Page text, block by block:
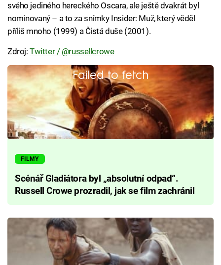
svého jediného hereckého Oscara, ale ještě dvakrát byl
nominovaný – a to za snímky Insider: Muž, který věděl
příliš mnoho (1999) a Čistá duše (2001).
Zdroj:Twitter / @russellcrowe
Failed to fetch
FILMY
Scénář Gladiátora byl „absolutní odpad“.
Russell Crowe prozradil, jak se film zachránil